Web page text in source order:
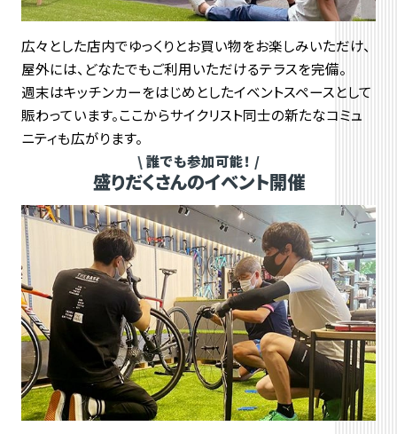
広々とした店内でゆっくりとお買い物をお楽しみいただけ、
屋外には、どなたでもご利用いただけるテラスを完備。
週末はキッチンカーをはじめとしたイベントスペースとして
賑わっています。ここからサイクリスト同士の新たなコミュ
ニティも広がります。
誰でも参加可能！
盛りだくさんのイベント開催